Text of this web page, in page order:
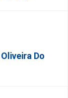
Do